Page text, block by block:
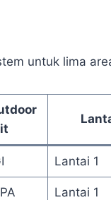
untuk lima
Lantai 1
Lantai 1